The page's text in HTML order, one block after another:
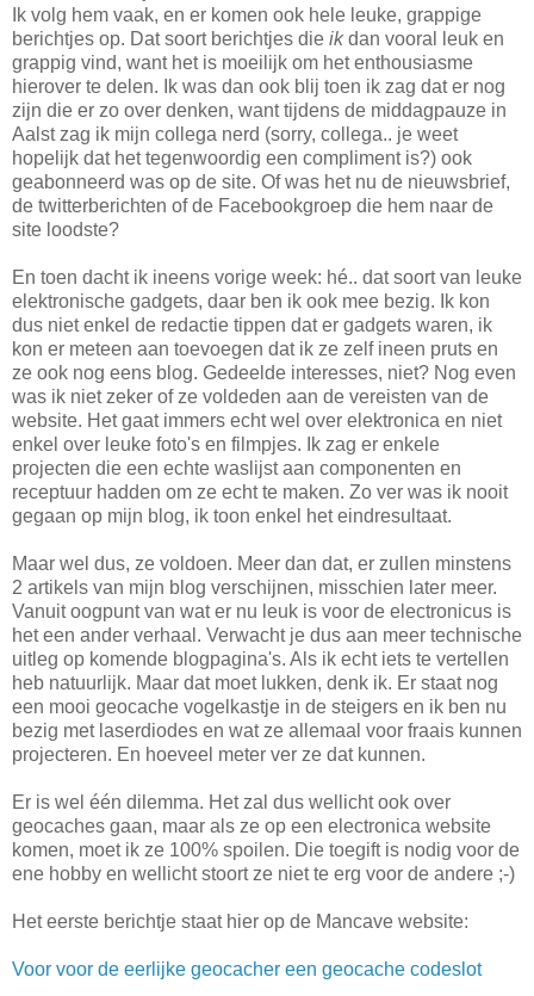
Ik volg hem vaak, en er komen ook hele leuke, grappige
berichtjes op. Dat soort berichtjes die ikdan vooral leuk en
grappig vind, want het is moeilijk om het enthousiasme
hierover te delen. Ik was dan ook blij toen ik zag dat er nog
zijn die er zo over denken, want tijdens de middagpauze in
Aalst zag ik mijn collega nerd (sorry, collega.. je weet
hopelijk dat het tegenwoordig een compliment is?) ook
geabonneerd was op de site. Of was het nu de nieuwsbrief,
de twitterberichten of de Facebookgroep die hem naar de
site loodste?
En toen dacht ik ineens vorige week: hé.. dat soort van leuke
elektronische gadgets, daar ben ik ook mee bezig. Ik kon
dus niet enkel de redactie tippen dat er gadgets waren, ik
kon er meteen aan toevoegen dat ik ze zelf ineen pruts en
ze ook nog eens blog. Gedeelde interesses, niet? Nog even
was ik niet zeker of ze voldeden aan de vereisten van de
website. Het gaat immers echt wel over elektronica en niet
enkel over leuke foto's en filmpjes. Ik zag er enkele
projecten die een echte waslijst aan componenten en
receptuur hadden om ze echt te maken. Zo ver was ik nooit
gegaan op mijn blog, ik toon enkel het eindresultaat.
Maar wel dus, ze voldoen. Meer dan dat, er zullen minstens
2 artikels van mijn blog verschijnen, misschien later meer.
Vanuit oogpunt van wat er nu leuk is voor de electronicus is
het een ander verhaal. Verwacht je dus aan meer technische
uitleg op komende blogpagina's. Als ik echt iets te vertellen
heb natuurlijk. Maar dat moet lukken, denk ik. Er staat nog
een mooi geocache vogelkastje in de steigers en ik ben nu
bezig met laserdiodes en wat ze allemaal voor fraais kunnen
projecteren. En hoeveel meter ver ze dat kunnen.
Er is wel één dilemma. Het zal dus wellicht ook over
geocaches gaan, maar als ze op een electronica website
komen, moet ik ze 100% spoilen. Die toegift is nodig voor de
ene hobby en wellicht stoort ze niet te erg voor de andere ;-)
Het eerste berichtje staat hier op de Mancave website:
Voor voor de eerlijke geocacher een geocache codeslot